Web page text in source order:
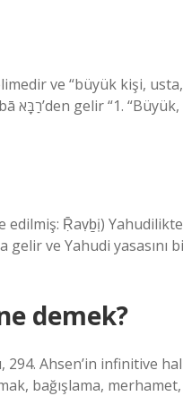
ve “büyük kişi,
gelir ve Yahudi yasasını
demek?
294. Ahsen’in infinitive
bağışlama,